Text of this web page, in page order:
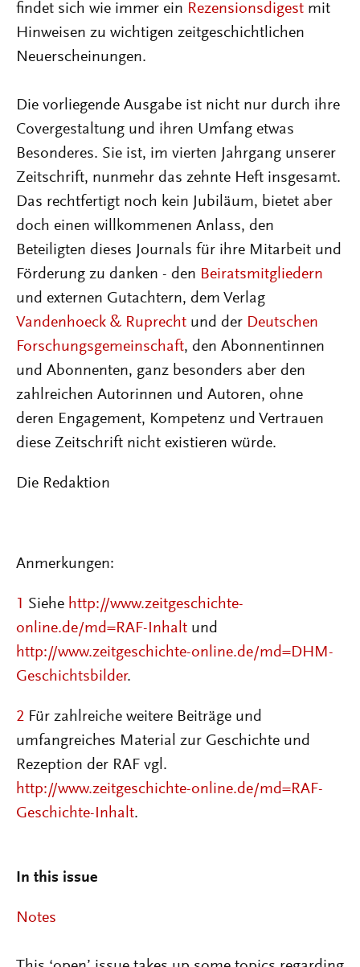
findet sich wie immer ein Rezensionsdigest mit
Hinweisen zu wichtigen zeitgeschichtlichen
Neuerscheinungen.
Die vorliegende Ausgabe ist nicht nur durch ihre
Covergestaltung und ihren Umfang etwas
Besonderes. Sie ist, im vierten Jahrgang unserer
Zeitschrift, nunmehr das zehnte Heft insgesamt.
Das rechtfertigt noch kein Jubiläum, bietet aber
doch einen willkommenen Anlass, den
Beteiligten dieses Journals für ihre Mitarbeit und
Förderung zu danken - den Beiratsmitgliedern
und externen Gutachtern, dem Verlag
Vandenhoeck & Ruprecht und der Deutschen
Forschungsgemeinschaft, den Abonnentinnen
und Abonnenten, ganz besonders aber den
zahlreichen Autorinnen und Autoren, ohne
deren Engagement, Kompetenz und Vertrauen
diese Zeitschrift nicht existieren würde.
Die Redaktion
Anmerkungen:
1 Siehe http://www.zeitgeschichte-
online.de/md=RAF-Inhalt und
http://www.zeitgeschichte-online.de/md=DHM-
Geschichtsbilder.
2 Für zahlreiche weitere Beiträge und
umfangreiches Material zur Geschichte und
Rezeption der RAF vgl.
http://www.zeitgeschichte-online.de/md=RAF-
Geschichte-Inhalt.
In this issue
Notes